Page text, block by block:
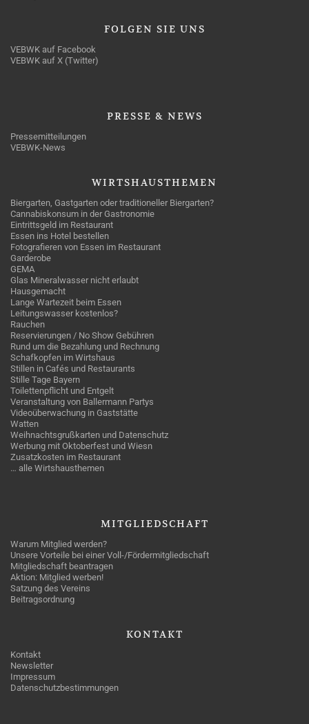
FOLGEN SIE UNS
VEBWK auf Facebook
VEBWK auf X (Twitter)
PRESSE & NEWS
Pressemitteilungen
VEBWK-News
WIRTSHAUSTHEMEN
Biergarten, Gastgarten oder traditioneller Biergarten?
Cannabiskonsum in der Gastronomie
Eintrittsgeld im Restaurant
Essen ins Hotel bestellen
Fotografieren von Essen im Restaurant
Garderobe
GEMA
Glas Mineralwasser nicht erlaubt
Hausgemacht
Lange Wartezeit beim Essen
Leitungswasser kostenlos?
Rauchen
Reservierungen / No Show Gebühren
Rund um die Bezahlung und Rechnung
Schafkopfen im Wirtshaus
Stillen in Cafés und Restaurants
Stille Tage Bayern
Toilettenpflicht und Entgelt
Veranstaltung von Ballermann Partys
Videoüberwachung in Gaststätte
Watten
Weihnachtsgrußkarten und Datenschutz
Werbung mit Oktoberfest und Wiesn
Zusatzkosten im Restaurant
… alle Wirtshausthemen
MITGLIEDSCHAFT
Warum Mitglied werden?
Unsere Vorteile bei einer Voll-/Fördermitgliedschaft
Mitgliedschaft beantragen
Aktion: Mitglied werben!
Satzung des Vereins
Beitragsordnung
KONTAKT
Kontakt
Newsletter
Impressum
Datenschutzbestimmungen